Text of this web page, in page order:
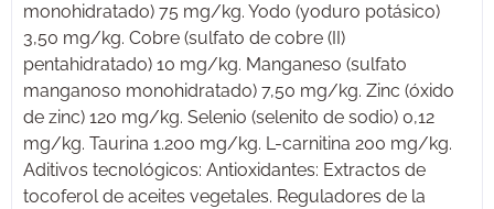
monohidratado) 75 mg/kg. Yodo (yoduro potásico)
3,50 mg/kg. Cobre (sulfato de cobre (II)
pentahidratado) 10 mg/kg. Manganeso (sulfato
manganoso monohidratado) 7,50 mg/kg. Zinc (óxido
de zinc) 120 mg/kg. Selenio (selenito de sodio) 0,12
mg/kg. Taurina 1.200 mg/kg. L-carnitina 200 mg/kg.
Aditivos tecnológicos: Antioxidantes: Extractos de
tocoferol de aceites vegetales. Reguladores de la